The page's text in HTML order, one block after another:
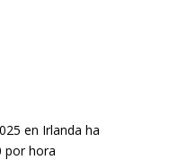
en Irlanda ha
por hora